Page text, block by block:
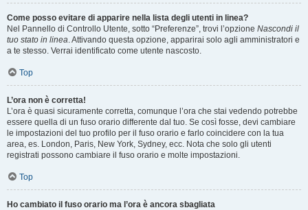
Come posso evitare di apparire nella lista degli utenti in linea?
Nel Pannello di Controllo Utente, sotto “Preferenze”, trovi l’opzione Nascondi il
tuo stato in linea. Attivando questa opzione, apparirai solo agli amministratori e
a te stesso. Verrai identificato come utente nascosto.
Top
L’ora non è corretta!
L’ora è quasi sicuramente corretta, comunque l’ora che stai vedendo potrebbe
essere quella di un fuso orario differente dal tuo. Se così fosse, devi cambiare
le impostazioni del tuo profilo per il fuso orario e farlo coincidere con la tua
area, es. London, Paris, New York, Sydney, ecc. Nota che solo gli utenti
registrati possono cambiare il fuso orario e molte impostazioni.
Top
Ho cambiato il fuso orario ma l’ora è ancora sbagliata